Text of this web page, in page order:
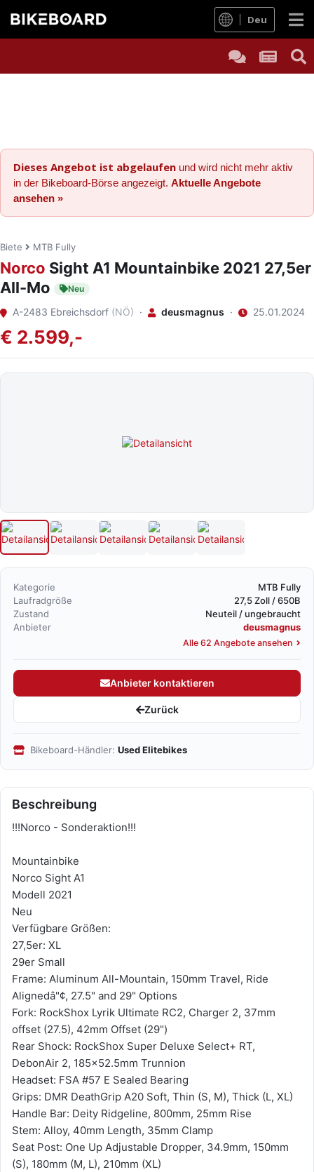
Deu
Dieses Angebot ist abgelaufen und wird nicht mehr aktiv
in der Bikeboard-Börse angezeigt. Aktuelle Angebote
ansehen »
Biete MTB Fully
Norco Sight A1 Mountainbike 2021 27,5er
All-Mo
Neu
A-2483 Ebreichsdorf (NÖ) · deusmagnus · 25.01.2024
€ 2.599,-
Kategorie
MTB Fully
Laufradgröße
27,5 Zoll / 650B
Zustand
Neuteil / ungebraucht
Anbieter
deusmagnus
Alle 62 Angebote ansehen
Anbieter kontaktieren
Zurück
Bikeboard-Händler: Used Elitebikes
Beschreibung
!!!Norco - Sonderaktion!!!
Mountainbike
Norco Sight A1
Modell 2021
Neu
Verfügbare Größen:
27,5er: XL
29er Small
Frame: Aluminum All-Mountain, 150mm Travel, Ride
Alignedâ"¢, 27.5" and 29" Options
Fork: RockShox Lyrik Ultimate RC2, Charger 2, 37mm
offset (27.5), 42mm Offset (29")
Rear Shock: RockShox Super Deluxe Select+ RT,
DebonAir 2, 185x52.5mm Trunnion
Headset: FSA #57 E Sealed Bearing
Grips: DMR DeathGrip A20 Soft, Thin (S, M), Thick (L, XL)
Handle Bar: Deity Ridgeline, 800mm, 25mm Rise
Stem: Alloy, 40mm Length, 35mm Clamp
Seat Post: One Up Adjustable Dropper, 34.9mm, 150mm
(S), 180mm (M, L), 210mm (XL)